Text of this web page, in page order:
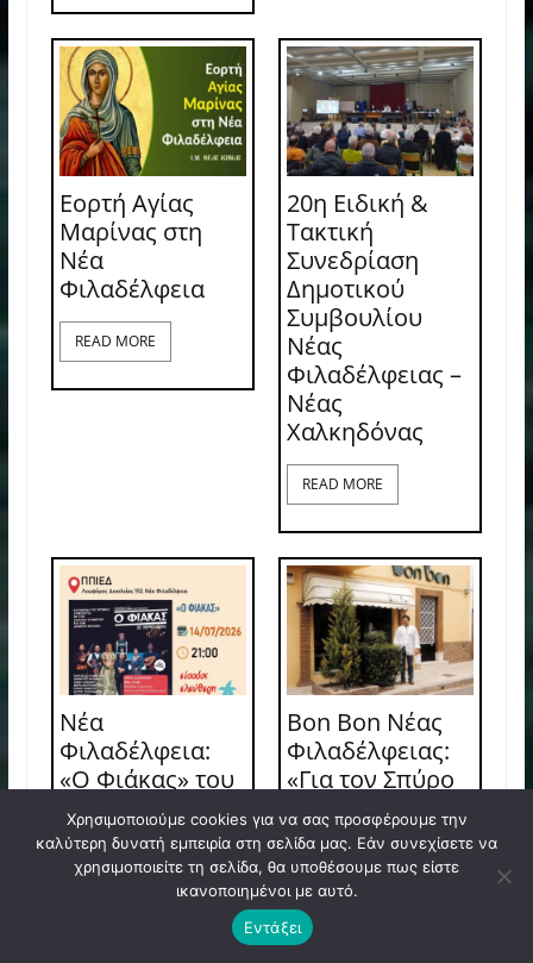
Εορτή Αγίας
Μαρίνας στη
Νέα
Φιλαδέλφεια
READ MORE
20η Ειδική &
Τακτική
Συνεδρίαση
Δημοτικού
Συμβουλίου
Νέας
Φιλαδέλφειας –
Νέας
Χαλκηδόνας
READ MORE
Νέα
Φιλαδέλφεια:
«Ο Φιάκας» του
Δημοσθένη Κ.
Μισιτζή στο
ΠΠΙΕΔ με
Bon Bon Νέας
Φιλαδέλφειας:
«Για τον Σπύρο
ήταν η ζωή του»
– Η συγκινητική
ανάρτηση της
οικογένειας
READ MORE
Χρησιμοποιούμε cookies για να σας προσφέρουμε την
καλύτερη δυνατή εμπειρία στη σελίδα μας. Εάν συνεχίσετε να
χρησιμοποιείτε τη σελίδα, θα υποθέσουμε πως είστε
ικανοποιημένοι με αυτό.
Εντάξει